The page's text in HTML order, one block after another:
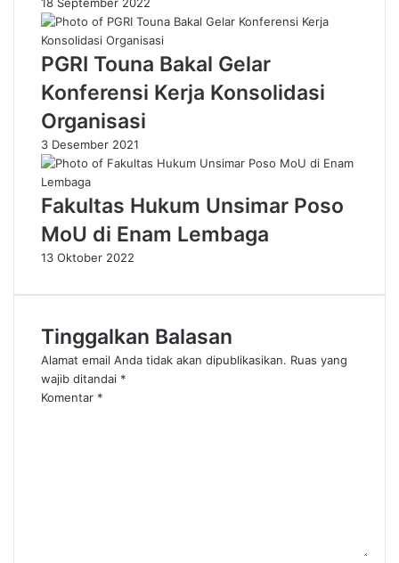
PGRI Touna Bakal Gelar
Konferensi Kerja Konsolidasi
Organisasi
3 Desember 2021
Fakultas Hukum Unsimar Poso
MoU di Enam Lembaga
13 Oktober 2022
Tinggalkan Balasan
Alamat email Anda tidak akan dipublikasikan. Ruas yang
wajib ditandai *
Komentar *